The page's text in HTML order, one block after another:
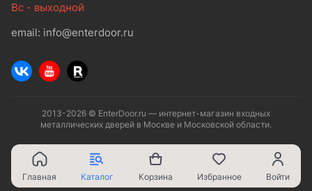
Вс - выходной
email: info@enterdoor.ru
2013-2026 © EnterDoor.ru — интернет-магазин входных
металлических дверей в Москве и Московской области.
Главная Каталог Корзина Избранное Войти